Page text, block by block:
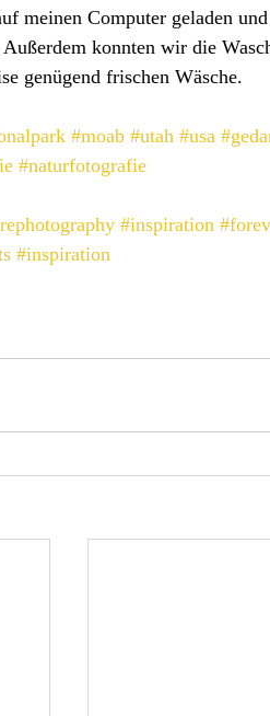
meinen Computer geladen
konnten wir die
genügend frischen Wäsche.
#moab #utah #usa
#naturfotografie
#inspiration
#inspiration